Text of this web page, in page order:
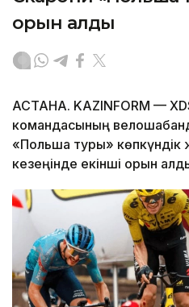
орын алды
АСТАНА. KAZINFORM —
командасының
«Польша туры» көпкүндік
кезеңінде екінші орын